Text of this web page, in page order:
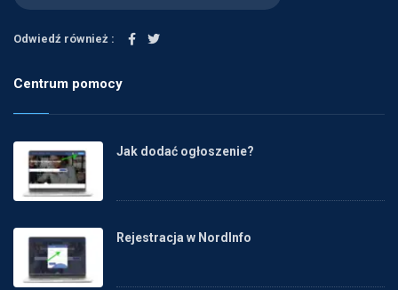
Odwiedź również :
Centrum pomocy
Jak dodać ogłoszenie?
Rejestracja w NordInfo